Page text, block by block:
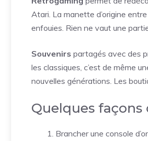
Atari. La manette d’origine entre
enfouies. Rien ne vaut une
Souvenirs partagés avec des
les classiques, c’est de même
nouvelles générations. Les
Quelques
Brancher une console